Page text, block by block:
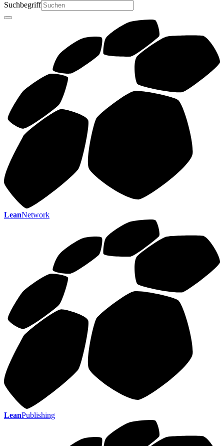
Suchbegriff
LeanNetwork
LeanPublishing